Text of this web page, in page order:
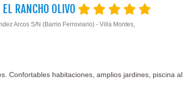
RANCHO OLIVO
Arcos S/N (Barrio Ferroviario) - Villa Montes,
Confortables habitaciones, amplios jardines, piscina al